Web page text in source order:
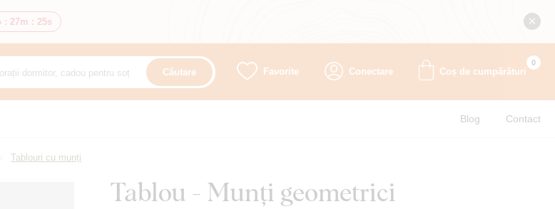
: 27m : 23s
Căutare Favorite Conectare Coș de cumpărături
0
Blog Contact
Tablouri cu munți
Tablou - Munți geometrici